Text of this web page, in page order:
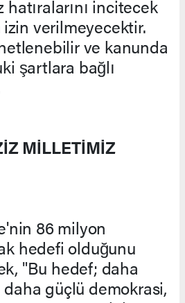
incitecek
verilmeyecektir.
ve kanunda
şartlara bağlı
MİLLETİMİZ
86 milyon
hedefi olduğunu
"Bu hedef; daha
güçlü demokrasi,